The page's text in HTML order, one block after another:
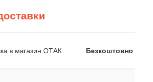
в магазин ОТАК Безкоштовно